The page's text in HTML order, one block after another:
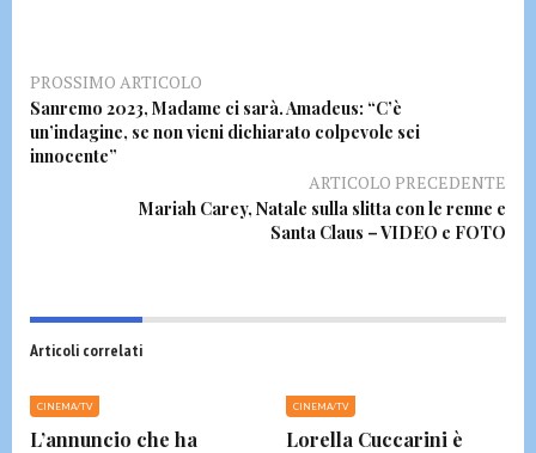
PROSSIMO ARTICOLO
Sanremo 2023, Madame ci sarà. Amadeus: “C’è
un’indagine, se non vieni dichiarato colpevole sei
innocente”
ARTICOLO PRECEDENTE
Mariah Carey, Natale sulla slitta con le renne e
Santa Claus – VIDEO e FOTO
Articoli correlati
CINEMA/TV
L’annuncio che ha
CINEMA/TV
Lorella Cuccarini è